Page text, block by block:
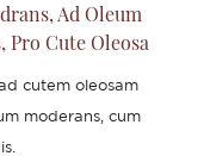
Ad Oleum
Cute Oleosa
cutem oleosam
moderans, cum